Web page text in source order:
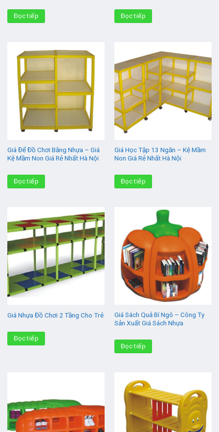
Đọc tiếp Đọc tiếp
Giá Để Đồ Chơi Bằng Nhựa – Giá
Kệ Mầm Non Giá Rẻ Nhất Hà Nội
Đọc tiếp
Giá Học Tập 13 Ngăn – Kệ Mầm
Non Giá Rẻ Nhất Hà Nội
Đọc tiếp
Giá Nhựa Đồ Chơi 2 Tầng Cho Trẻ
Đọc tiếp
Giá Sách Quả Bí Ngô – Công Ty
Sản Xuất Giá Sách Nhựa
Đọc tiếp